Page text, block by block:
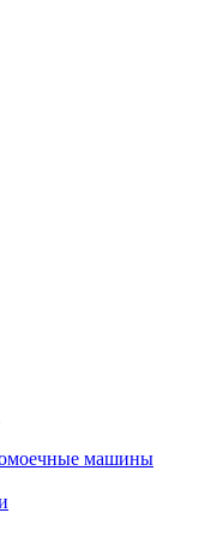
машины